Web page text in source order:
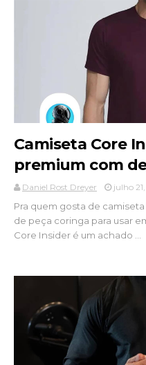
Camiseta Core
premium com
Daniel Rost Dreyer julho
Pra quem gosta de
de peça coringa para usar
Core Insider é um achado ...